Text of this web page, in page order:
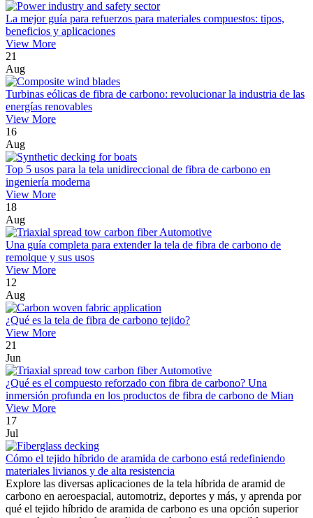
La mejor guía para refuerzos para materiales compuestos: tipos,
beneficios y aplicaciones
View More
21
Aug
Turbinas eólicas de fibra de carbono: revolucionar la industria de las
energías renovables
View More
16
Aug
Top 5 usos para la tela unidireccional de fibra de carbono en
ingeniería moderna
View More
18
Aug
Una guía completa para extender la tela de fibra de carbono de
remolque y sus usos
View More
12
Aug
¿Qué es la tela de fibra de carbono tejido?
View More
21
Jun
¿Qué es el compuesto reforzado con fibra de carbono? Una
inmersión profunda en los productos de fibra de carbono de Mian
View More
17
Jul
Cómo el tejido híbrido de aramida de carbono está redefiniendo
materiales livianos y de alta resistencia
Explore las diversas aplicaciones de la tela híbrida de aramid de
carbono en aeroespacial, automotriz, deportes y más, y aprenda por
qué el tejido híbrido de aramida de carbono es una opción superior